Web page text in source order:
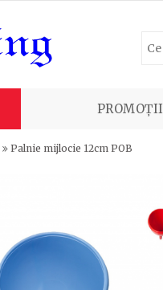
PROMOȚII
Palnie mijlocie 12cm POB